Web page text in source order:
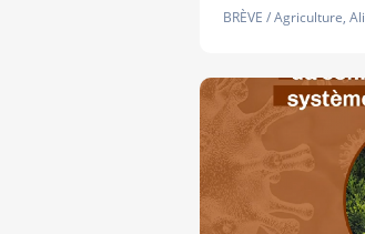
BRÈVE /Agriculture,